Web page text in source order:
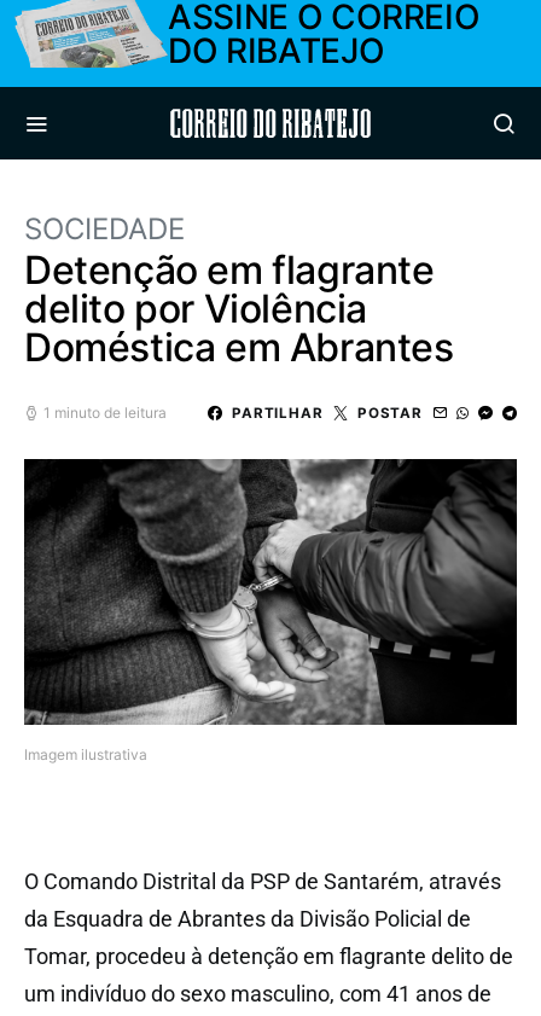
ASSINE O CORREIO
DO RIBATEJO
Correio do Ribatejo
SOCIEDADE
Detenção em flagrante
delito por Violência
Doméstica em Abrantes
1 minuto de leitura PARTILHAR POSTAR
Imagem ilustrativa
O Comando Distrital da PSP de Santarém, através
da Esquadra de Abrantes da Divisão Policial de
Tomar, procedeu à detenção em flagrante delito de
um indivíduo do sexo masculino, com 41 anos de